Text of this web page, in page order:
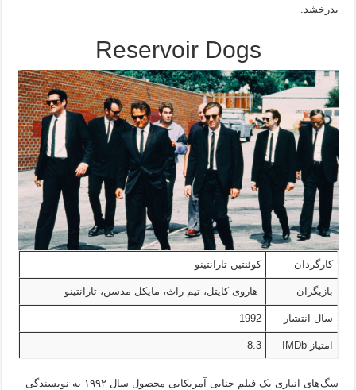
بدرخشد.
Reservoir Dogs
کارگردان کوئنتین تارانتینو
بازیگران هاروی کایتل، تیم راث، مایکل مدسن، تارانتینو
سال انتشار 1992
امتیاز IMDb 8.3
سگ‌های انباری یک فیلم جنایی آمریکایی محصول سال ۱۹۹۲ به نویسندگی